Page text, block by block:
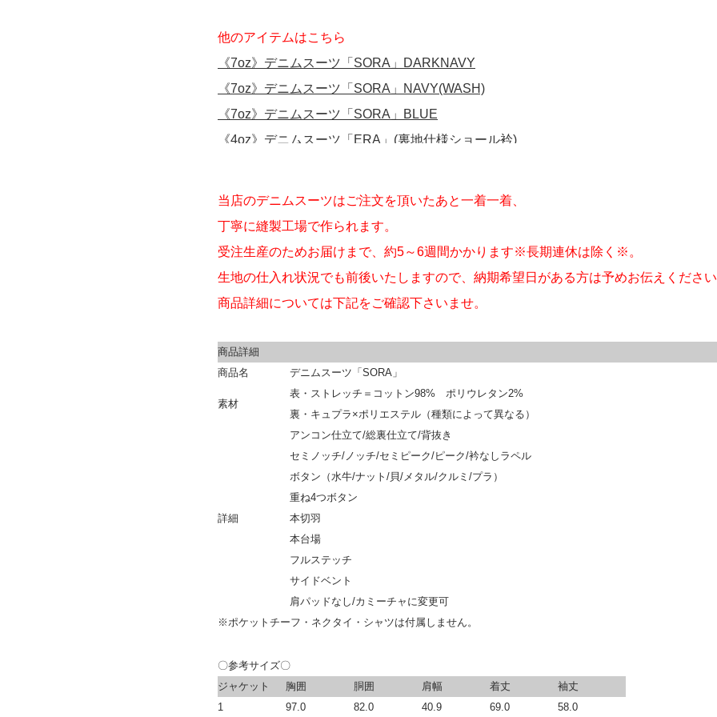
当店のデニムスーツはご注文を頂いたあと一着一着、
丁寧に縫製工場で作られます。
受注生産のためお届けまで、約5～6週間かかります※長期連休は除く※。
生地の仕入れ状況でも前後いたしますので、納期希望日がある方は予めお伝えくださ
商品詳細については下記をご確認下さいませ。
商品詳細
商品名
デニムスーツ「SORA」
素材
表・ストレッチ＝コットン98% ポリウレタン2%
裏・キュプラ×ポリエステル（種類によって異なる）
詳細
アンコン仕立て/総裏仕立て/背抜き
セミノッチ/ノッチ/セミピーク/ピーク/衿なしラペル
ボタン（水牛/ナット/貝/メタル/クルミ/プラ）
重ね4つボタン
本切羽
本台場
フルステッチ
サイドベント
肩パッドなし/カミーチャに変更可
※ポケットチーフ・ネクタイ・シャツは付属しません。
〇参考サイズ〇
ジャケット
胸囲 胴囲 肩幅 着丈
袖丈
1
97.0 82.0 40.9 69.0 58.0